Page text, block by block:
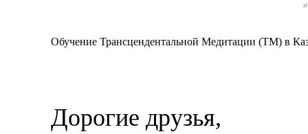
Обучение Трансцендентальной Медитации (ТМ) в
Дорогие друзья,